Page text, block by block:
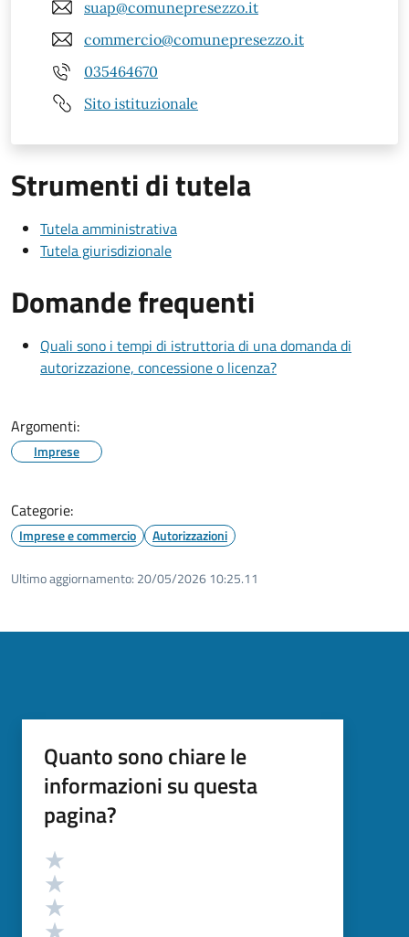
suap@comunepresezzo.it
commercio@comunepresezzo.it
035464670
Sito istituzionale
Strumenti di tutela
Tutela amministrativa
Tutela giurisdizionale
Domande frequenti
Quali sono i tempi di istruttoria di una domanda di
autorizzazione, concessione o licenza?
Argomenti:
Imprese
Categorie:
Imprese e commercio Autorizzazioni
Ultimo aggiornamento: 20/05/2026 10:25.11
Quanto sono chiare le
informazioni su questa
pagina?
Valutazione